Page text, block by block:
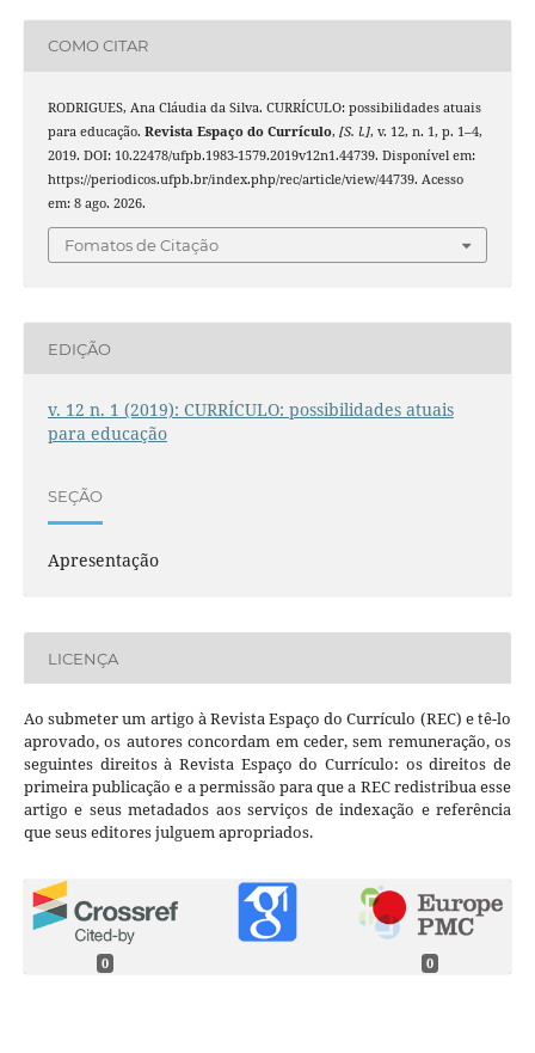
COMO CITAR
RODRIGUES, Ana Cláudia da Silva. CURRÍCULO: possibilidades atuais
para educação. Revista Espaço do Currículo, [S. l.], v. 12, n. 1, p. 1–4,
2019. DOI: 10.22478/ufpb.1983-1579.2019v12n1.44739. Disponível em:
https://periodicos.ufpb.br/index.php/rec/article/view/44739. Acesso
em: 8 ago. 2026.
Fomatos de Citação
EDIÇÃO
v. 12 n. 1 (2019): CURRÍCULO: possibilidades atuais
para educação
SEÇÃO
Apresentação
LICENÇA
Ao submeter um artigo à Revista Espaço do Currículo (REC) e tê-lo
aprovado, os autores concordam em ceder, sem remuneração, os
seguintes direitos à Revista Espaço do Currículo: os direitos de
primeira publicação e a permissão para que a REC redistribua esse
artigo e seus metadados aos serviços de indexação e referência
que seus editores julguem apropriados.
0 0